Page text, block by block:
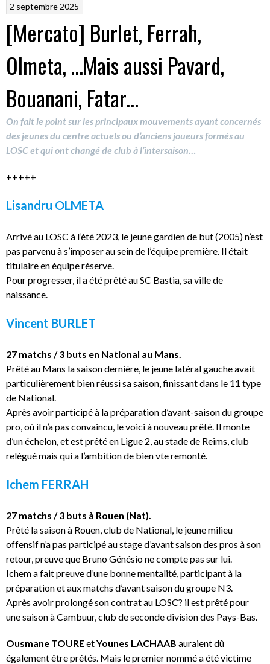
2 septembre 2025
[Mercato] Burlet, Ferrah,
Olmeta, …Mais aussi Pavard,
Bouanani, Fatar…
On fait le point sur les principaux mouvements ayant concernés
des jeunes du centre actuels ou d’anciens joueurs formés au
LOSC et qui ont changé de club à l’intersaison…
+++++
Lisandru OLMETA
Arrivé au LOSC à l’été 2023, le jeune gardien de but (2005) n’est
pas parvenu à s’imposer au sein de l’équipe première. Il était
titulaire en équipe réserve.
Pour progresser, il a été prêté au SC Bastia, sa ville de
naissance.
Vincent BURLET
27 matchs / 3 buts en National au Mans.
Prêté au Mans la saison dernière, le jeune latéral gauche avait
particulièrement bien réussi sa saison, finissant dans le 11 type
de National.
Après avoir participé à la préparation d’avant-saison du groupe
pro, où il n’a pas convaincu, le voici à nouveau prêté. Il monte
d’un échelon, et est prêté en Ligue 2, au stade de Reims, club
relégué mais qui a l’ambition de bien vte remonté.
Ichem FERRAH
27 matchs / 3 buts à Rouen (Nat).
Prêté la saison à Rouen, club de National, le jeune milieu
offensif n’a pas participé au stage d’avant saison des pros à son
retour, preuve que Bruno Génésio ne compte pas sur lui.
Ichem a fait preuve d’une bonne mentalité, participant à la
préparation et aux matchs d’avant saison du groupe N3.
Après avoir prolongé son contrat au LOSC? il est prêté pour
une saison à Cambuur, club de seconde division des Pays-Bas.
Ousmane TOUREetYounes LACHAAB auraient dû
également être prêtés. Mais le premier nommé a été victime